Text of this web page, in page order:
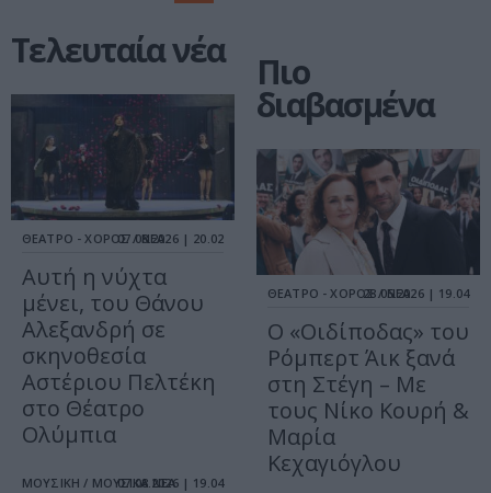
Τελευταία νέα
ΘΕΑΤΡΟ - ΧΟΡΟΣ / ΝΕΑ07.08.2026 | 20.02
Αυτή η νύχτα
μένει, του Θάνου
Αλεξανδρή σε
σκηνοθεσία
Αστέριου Πελτέκη
στο Θέατρο
Ολύμπια
ΜΟΥΣΙΚΗ / ΜΟΥΣΙΚΑ ΝΕΑ
07.08.2026 | 19.04
Πιο
διαβασμένα
ΘΕΑΤΡΟ - ΧΟΡΟΣ / ΝΕΑ28.05.2026 | 19.04
O «Οιδίποδας» του
Ρόμπερτ Άικ ξανά
στη Στέγη – Με
τους Νίκο Κουρή &
Μαρία
Κεχαγιόγλου